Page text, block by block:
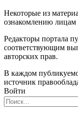
Некоторые из
ознакомлению лицам
Редакторы портала
соответствующим
авторских прав.
В каждом
источник
Войти